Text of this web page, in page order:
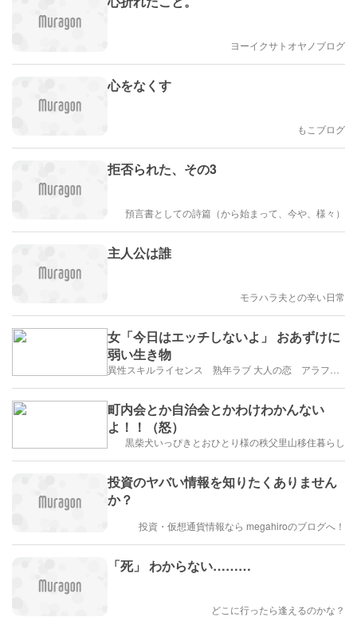
ヨーイクサトオヤノブログ
心をなくす
もこブログ
拒否られた、その3
預言書としての詩篇（から始まって、今や、様々）
主人公は誰
モラハラ夫との辛い日常
女「今日はエッチしないよ」 おあずけに
弱い生き物
町内会とか自治会とかわけわかんない
よ！！（怒）
黒柴犬いっぴきとおひとり様の秩父里山移住暮らし
投資のヤバい情報を知りたくありません
か？
投資・仮想通貨情報なら megahiroのブログへ！
「死」 わからない………
どこに行ったら逢えるのかな？